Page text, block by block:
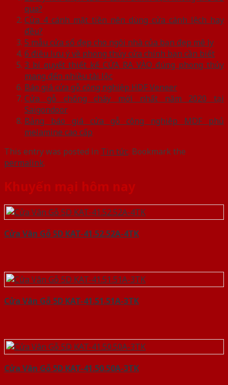
qua?
Cửa 4 cánh mặt tiền nên dùng cửa cánh lệch hay
đều?
5 mẫu cửa sổ đẹp cho ngôi nhà của bạn đẹp mê ly
6 điều lưu ý về phong thủy cửa chính bạn cần biết
3 bí quyết thiết kế CỬA RA VÀO đúng phong thủy
mang đến nhiều tài lộc
Báo giá cửa gỗ công nghiệp HDF Veneer
Cửa gỗ chống cháy mới nhất năm 2020 tại
Saigondoor
Bảng báo giá cửa gỗ công nghiệp MDF phủ
melamine cao cấp
This entry was posted in Tin tức. Bookmark the
permalink.
Khuyến mại hôm nay
Cửa Vân Gỗ 5D KAT-41.52.52A-4TK
Cửa Vân Gỗ 5D KAT-41.51.51A-3TK
Cửa Vân Gỗ 5D KAT-41.50.50A-3TK